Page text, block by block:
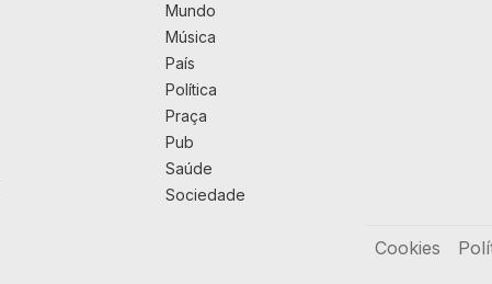
Mundo
Música
País
Política
Praça
Pub
Saúde
Sociedade
Cookies